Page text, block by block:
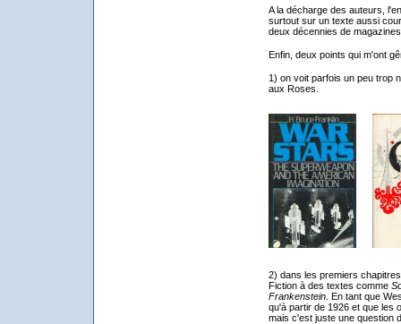
A la décharge des auteurs,
surtout sur un texte aussi
deux décennies de
Enfin, deux points qui m'ont
1) on voit parfois un peu trop
aux Roses.
2) dans les premiers
Fiction à des textes comme
Frankenstein. En tant que
qu'à partir de 1926 et que les
mais c'est juste une question